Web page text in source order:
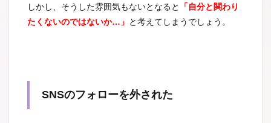
しかし、そうした雰囲気もないとなると
「自分と関わり
たくないのではないか…」 と考えてしまうでしょう。
SNSのフォローを外された